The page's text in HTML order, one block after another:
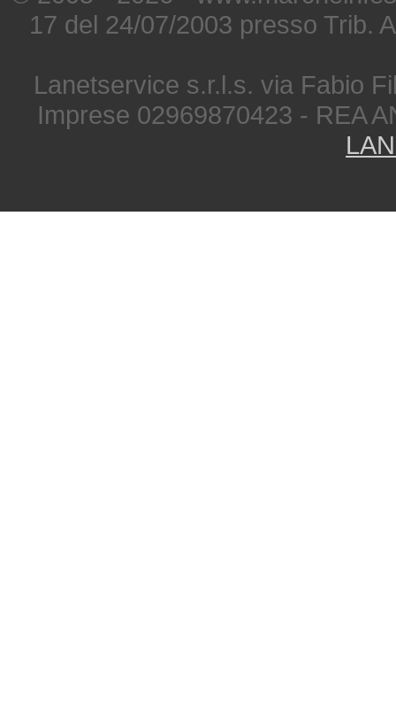
17 del 24/07/2003 presso Trib.
Lanetservice s.r.l.s. via Fabio
Imprese 02969870423 - REA